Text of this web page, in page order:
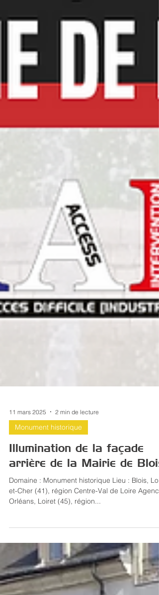
11 mars 2025 2 min de lecture
Monument historique
Illumination de la façade
arrière de la Mairie de Blois
Domaine : Monument historique Lieu : Blois,